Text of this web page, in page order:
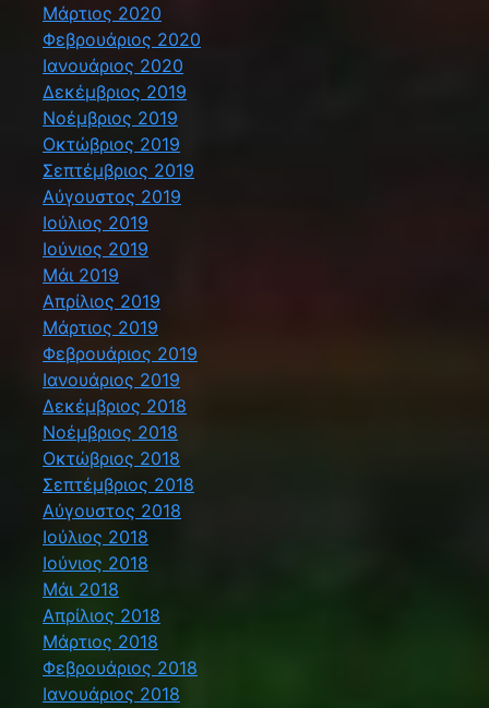
Μάρτιος 2020
Φεβρουάριος 2020
Ιανουάριος 2020
Δεκέμβριος 2019
Νοέμβριος 2019
Οκτώβριος 2019
Σεπτέμβριος 2019
Αύγουστος 2019
Ιούλιος 2019
Ιούνιος 2019
Μάι 2019
Απρίλιος 2019
Μάρτιος 2019
Φεβρουάριος 2019
Ιανουάριος 2019
Δεκέμβριος 2018
Νοέμβριος 2018
Οκτώβριος 2018
Σεπτέμβριος 2018
Αύγουστος 2018
Ιούλιος 2018
Ιούνιος 2018
Μάι 2018
Απρίλιος 2018
Μάρτιος 2018
Φεβρουάριος 2018
Ιανουάριος 2018